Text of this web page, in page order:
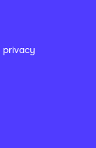
privacy